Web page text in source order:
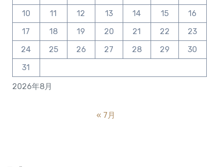
2026年8月
10
11 12 13 14 15
16
17
18 19 20 21 22
23
24
25 26 27 28 29
30
31
« 7月